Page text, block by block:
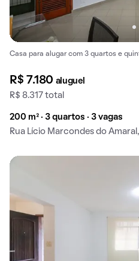
Casa para alugar com 3 quartos e
R$ 7.180 aluguel
R$ 8.317 total
200 m² · 3 quartos · 3 vagas
Rua Lício Marcondes do